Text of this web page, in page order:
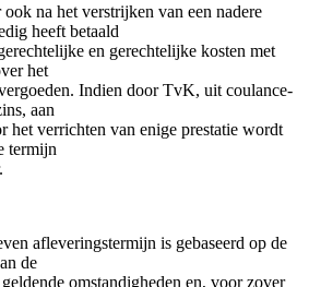
na het verstrijken van een nadere
heeft betaald
en gerechtelijke kosten met
het
Indien door TvK, uit coulance-
aan
het verrichten van enige prestatie wordt
termijn
afleveringstermijn is gebaseerd op de
de
omstandigheden en, voor zover